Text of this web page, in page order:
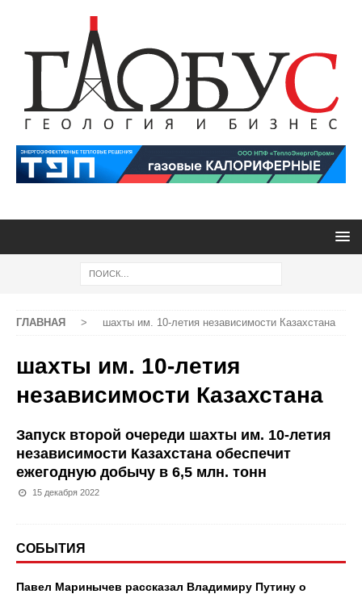
ГЛАВНАЯ > шахты им. 10-летия независимости Казахстана
шахты им. 10-летия
независимости Казахстана
Запуск второй очереди шахты им. 10-летия
независимости Казахстана обеспечит
ежегодную добычу в 6,5 млн. тонн
15 декабря 2022
СОБЫТИЯ
Павел Маринычев рассказал Владимиру Путину о